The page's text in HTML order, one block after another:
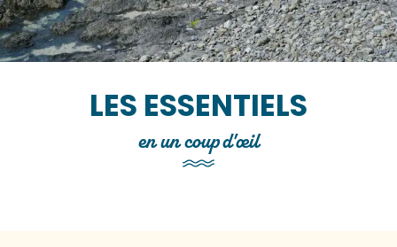
l’Abbaye fut restaurée au XVe et au XVIIe siècle.
Dans un site ombragé et pittoresque s’élèvent les
constructions romanes, d’esprit cistercien par
LES ESSENTIELS
en un coup d'œil